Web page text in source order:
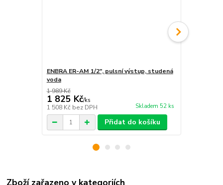
ENBRA ER-AM 1/2", pulsní výstup, studená
voda
1 989 Kč
1 825 Kč/ks
1 508 Kč bez DPH Skladem 52 ks
Přidat do košíku
Zboží zařazeno v kategoriích